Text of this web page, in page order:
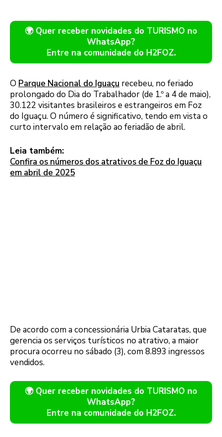
🌍 Quer receber novidades do TURISMO no
WhatsApp?
Entre na comunidade do H2FOZ.
O Parque Nacional do Iguaçu recebeu, no feriado
prolongado do Dia do Trabalhador (de 1.º a 4 de maio),
30.122 visitantes brasileiros e estrangeiros em Foz
do Iguaçu. O número é significativo, tendo em vista o
curto intervalo em relação ao feriadão de abril.
Leia também:
Confira os números dos atrativos de Foz do Iguaçu
em abril de 2025
De acordo com a concessionária Urbia Cataratas, que
gerencia os serviços turísticos no atrativo, a maior
procura ocorreu no sábado (3), com 8.893 ingressos
vendidos.
🌍 Quer receber novidades do TURISMO no
WhatsApp?
Entre na comunidade do H2FOZ.